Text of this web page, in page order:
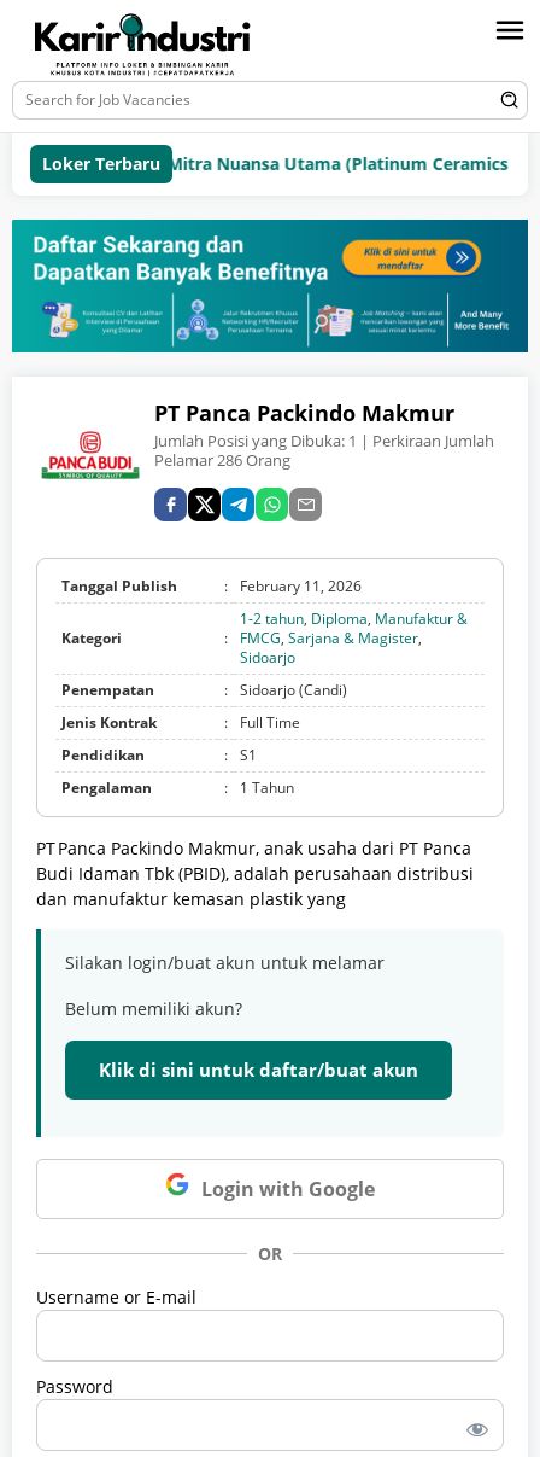
Loker TerbaruPT Mitra Nuansa Utama (Platinum Ceramics
PT Panca Packindo Makmur
Jumlah Posisi yang Dibuka: 1 | Perkiraan Jumlah
Pelamar 286 Orang
Tanggal Publish : February 11, 2026
Kategori :
1-2 tahun, Diploma, Manufaktur &
FMCG, Sarjana & Magister,
Sidoarjo
Penempatan
: Sidoarjo (Candi)
Jenis Kontrak
:
Full Time
Pendidikan
: S1
Pengalaman
: 1 Tahun
PT Panca Packindo Makmur, anak usaha dari PT Panca
Budi Idaman Tbk (PBID), adalah perusahaan distribusi
dan manufaktur kemasan plastik yang
Silakan login/buat akun untuk melamar
Belum memiliki akun?
Klik di sini untuk daftar/buat akun
Login with Google
OR
Username or E-mail
Password